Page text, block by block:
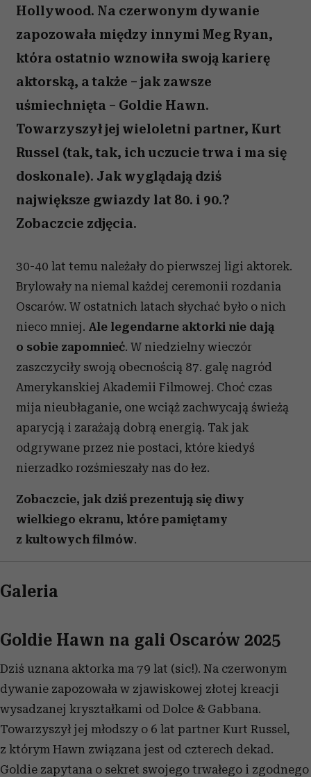
Hollywood. Na czerwonym dywanie
zapozowała między innymi Meg Ryan,
która ostatnio wznowiła swoją karierę
aktorską, a także – jak zawsze
uśmiechnięta – Goldie Hawn.
Towarzyszył jej wieloletni partner, Kurt
Russel (tak, tak, ich uczucie trwa i ma się
doskonale). Jak wyglądają dziś
największe gwiazdy lat 80. i 90.?
Zobaczcie zdjęcia.
30-40 lat temu należały do pierwszej ligi aktorek.
Brylowały na niemal każdej ceremonii rozdania
Oscarów. W ostatnich latach słychać było o nich
nieco mniej. Ale legendarne aktorki nie dają
o sobie zapomnieć. W niedzielny wieczór
zaszczyciły swoją obecnością 87. galę nagród
Amerykanskiej Akademii Filmowej. Choć czas
mija nieubłaganie, one wciąż zachwycają świeżą
aparycją i zarażają dobrą energią. Tak jak
odgrywane przez nie postaci, które kiedyś
nierzadko rozśmieszały nas do łez.
Zobaczcie, jak dziś prezentują się diwy
wielkiego ekranu, które pamiętamy
z kultowych filmów.
Galeria
Goldie Hawn na gali Oscarów 2025
Dziś uznana aktorka ma 79 lat (sic!). Na czerwonym
dywanie zapozowała w zjawiskowej złotej kreacji
wysadzanej kryształkami od Dolce & Gabbana.
Towarzyszył jej młodszy o 6 lat partner Kurt Russel,
z którym Hawn związana jest od czterech dekad.
Goldie zapytana o sekret swojego trwałego i zgodnego